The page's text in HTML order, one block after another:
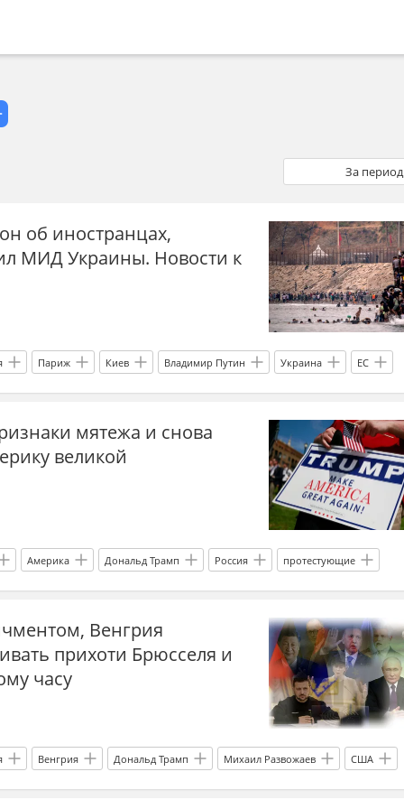
За период
об иностранцах,
МИД Украины. Новости к
Париж Киев Владимир Путин Украина ЕС
Украина-ЕС скандал Русофобия
Международная политика мигранты миграционный кризис
мятежа и снова
великой
Америка Дональд Трамп Россия протестующие
мигранты криминал полиция
Венгрия
прихоти Брюсселя и
часу
Венгрия Дональд Трамп Михаил Развожаев США
Росавиация ЕС БПЛА сегодня атака БПЛА СВО